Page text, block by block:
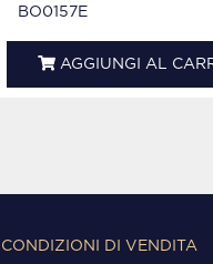
BO0157E
AGGIUNGI AL
CONDIZIONI DI VENDITA